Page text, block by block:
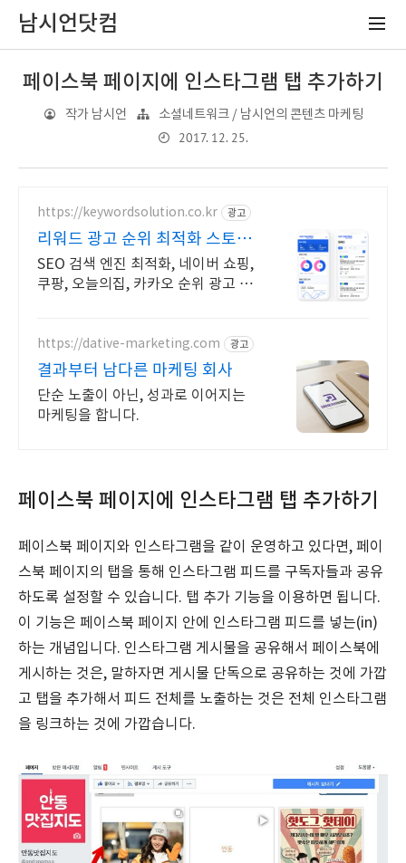
남시언닷컴
페이스북 페이지에 인스타그램 탭 추가하기
작가 남시언 소셜네트워크 / 남시언의 콘텐츠 마케팅
2017. 12. 25.
https://keywordsolution.co.kr 광고
리워드 광고 순위 최적화 스토어
순위 광고 전문
SEO 검색 엔진 최적화, 네이버 쇼핑,
쿠팡, 오늘의집, 카카오 순위 광고 전
https://dative-marketing.com 광고
결과부터 남다른 마케팅 회사
단순 노출이 아닌, 성과로 이어지는
마케팅을 합니다.
페이스북 페이지에 인스타그램 탭 추가하기
페이스북 페이지와 인스타그램을 같이 운영하고 있다면, 페이
스북 페이지의 탭을 통해 인스타그램 피드를 구독자들과 공유
하도록 설정할 수 있습니다. 탭 추가 기능을 이용하면 됩니다.
이 기능은 페이스북 페이지 안에 인스타그램 피드를 넣는(in)
하는 개념입니다. 인스타그램 게시물을 공유해서 페이스북에
게시하는 것은, 말하자면 게시물 단독으로 공유하는 것에 가깝
고 탭을 추가해서 피드 전체를 노출하는 것은 전체 인스타그램
을 링크하는 것에 가깝습니다.